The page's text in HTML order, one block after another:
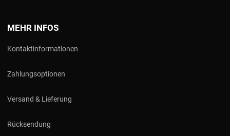
MEHR INFOS
Kontaktinformationen
Zahlungsoptionen
Versand & Lieferung
Rücksendung